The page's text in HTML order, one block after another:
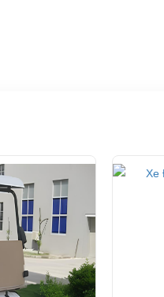
Trung Quốc, Mỹ, Hàn
nhỏ.
thuongđang là sản phẩm